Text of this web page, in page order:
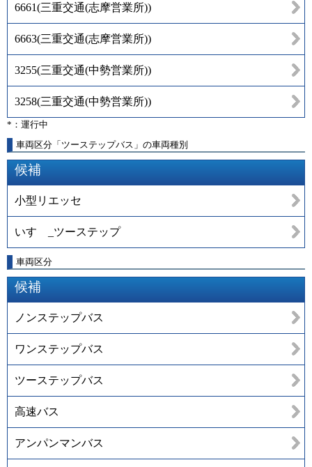
6661(三重交通(志摩営業所))
6663(三重交通(志摩営業所))
3255(三重交通(中勢営業所))
3258(三重交通(中勢営業所))
*：運行中
車両区分「ツーステップバス」の車両種別
候補
小型リエッセ
いすゞ_ツーステップ
車両区分
候補
ノンステップバス
ワンステップバス
ツーステップバス
高速バス
アンパンマンバス